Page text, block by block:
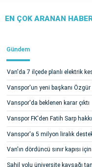
EN ÇOK ARANAN
Gündem
Van'da 7 ilçede planlı elektrik
Vanspor'un yeni başkanı
Vanspor'da beklenen karar çıktı
Vanspor FK'den Fatih Sarp
Vanspor'a 5 milyon liralık
Van'ın dördüncü sınır kapısı
Sahil yolu üniversite kavşağı